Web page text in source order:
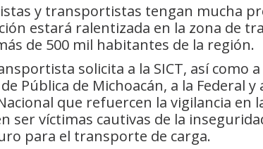
y transportistas tengan mucha
estará ralentizada en la zona de
de 500 mil habitantes de la región.
solicita a la SICT, así como a
Pública de Michoacán, a la Federal y
que refuercen la vigilancia en
ser víctimas cautivas de la
para el transporte de carga.